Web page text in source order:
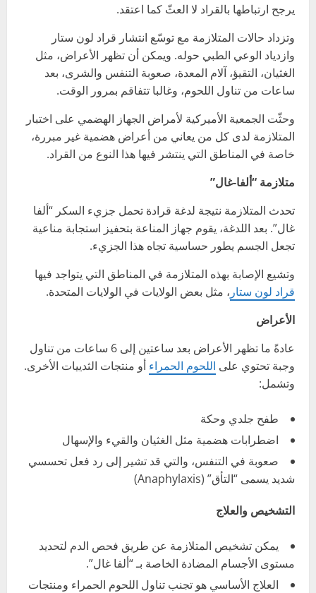
يرجح ارتباطها بالقراد لا العثّ كما اعتقد.
وتزداد حالات المتلازمة مع توسّع انتشار قراد لون ستار
وازدياد الوعي الطبي حوله. ويمكن أن تظهر الأعراض، مثل
الغثيان، التقيؤ، آلام المعدة، صعوبة التنفس والشرى، بعد
ساعات من تناول اللحوم، وغالبا تتفاقم بمرور الوقت.
وحثّت الجمعية الأميركية لأمراض الجهاز الهضمي على اختبار
المتلازمة لدى كل من يعاني من أعراض هضمية غير مبررة،
خاصة في المناطق التي ينتشر فيها هذا النوع من القراد.
متلازمة “ألفا-غال”
تحدث المتلازمة نتيجة لدغة قرادة تحمل جزيء السكر “ألفا
غال”. بعد اللدغة، يقوم جهاز المناعة بتحفيز استجابة مناعية
تجعل الجسم يطور حساسية تجاه هذا الجزيء.
وتشيع الإصابة بهذه المتلازمة في المناطق التي يتواجد فيها
قراد لون ستار ، مثل بعض الولايات في الولايات المتحدة.
الأعراض
عادةً ما تظهر الأعراض بعد ساعتين إلى 6 ساعات من تناول
وجبة تحتوي على اللحوم الحمراء أو منتجات الثدييات الأخرى.
وتشمل:
طفح جلدي وحكة
اضطرابات هضمية مثل الغثيان والقيء والإسهال
صعوبة في التنفس، والتي قد تشير إلى رد فعل تحسسي
شديد يسمى “التأق” (Anaphylaxis)
التشخيص والعلاج
يمكن تشخيص المتلازمة عن طريق فحص الدم لتحديد
مستوى الأجسام المضادة الخاصة بـ “ألفا غال”.
العلاج الأساسي هو تجنب تناول اللحوم الحمراء ومنتجات